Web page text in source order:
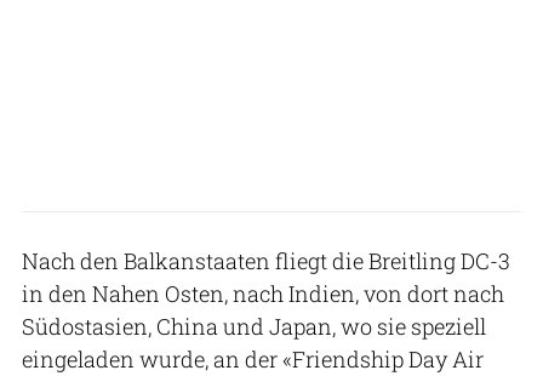
Nach den Balkanstaaten fliegt die Breitling DC-3
in den Nahen Osten, nach Indien, von dort nach
Südostasien, China und Japan, wo sie speziell
eingeladen wurde, an der «Friendship Day Air